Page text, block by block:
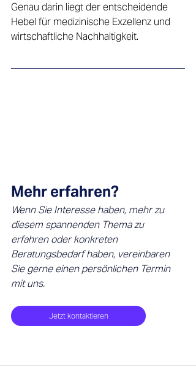
Genau darin liegt der entscheidende
Hebel für medizinische Exzellenz und
wirtschaftliche Nachhaltigkeit.
Mehr erfahren?
Wenn Sie Interesse haben, mehr zu
diesem spannenden Thema zu
erfahren oder konkreten
Beratungsbedarf haben, vereinbaren
Sie gerne einen persönlichen Termin
mit uns.
Jetzt kontaktieren